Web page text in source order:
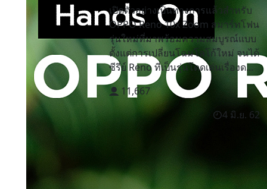
เปิดตัวอย่างเป็นทางการแล้วสำหรับ
OPPO Reno 10x Zoom สมาร์ทโฟน
รุ่นใหม่ที่มาพร้อมความสมบูรณ์แบบ
ตั้งแต่การเปลี่ยนโฉมโลโก้ใหม่ จนได้
ซีรี่ย์ Reno ที่เป็นรุ่นโดดเด่นเรื่องด...
11,667
4 มิ.ย. 62